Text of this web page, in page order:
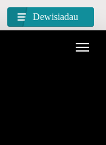
Dewisiadau